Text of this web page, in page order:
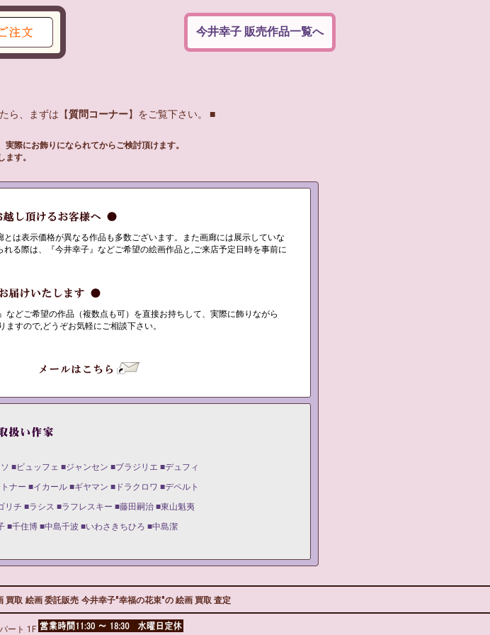
今井幸子 販売作品一覧へ
ら、まずは【質問コーナー】をご覧下さい。 ■
際にお飾りになられてからご検討頂けます。
す。
は表示価格が異なる作品も多数ございます。また画廊には展示していな
る際は、『今井幸子』などご希望の絵画作品と,ご来店予定日時を事前に
どご希望の作品（複数点も可）を直接お持ちして、実際に飾りながら
すので,どうぞお気軽にご相談下さい。
■ビュッフェ ■ジャンセン ■ブラジリエ ■デュフィ
ナー ■イカール ■ギヤマン ■ドラクロワ ■デペルト
リチ ■ラシス ■ラフレスキー ■藤田嗣治 ■東山魁夷
■千住博 ■中島千波 ■いわさきちひろ ■中島潔
買取 絵画 委託販売 今井幸子"幸福の花束"の 絵画 買取 査定
ート 1F